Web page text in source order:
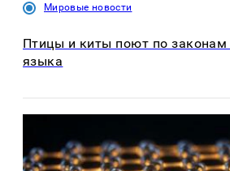
Мировые новости
Птицы и киты поют по законам
языка